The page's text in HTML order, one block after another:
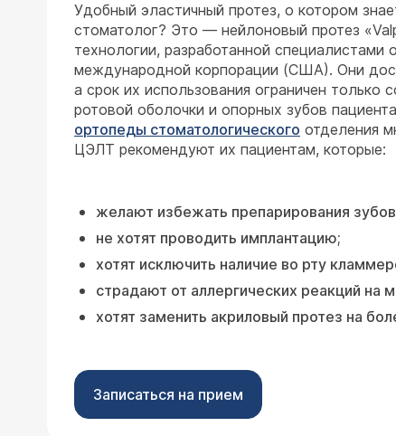
Удобный эластичный протез, о котором
стоматолог? Это ― нейлоновый протез
технологии, разработанной специалистами
международной корпорации (США). Они
а срок их использования ограничен только
ротовой оболочки и опорных зубов
ортопеды стоматологического отделения
ЦЭЛТ рекомендуют их пациентам, которые:
желают избежать препарирования
не хотят проводить имплантацию;
хотят исключить наличие во рту
страдают от аллергических реакций на
хотят заменить акриловый протез на
Записаться на прием